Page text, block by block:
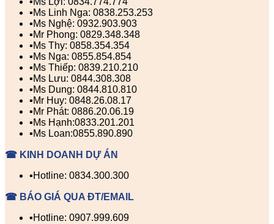
▪️Ms Linh Nga: 0838.253.253
▪️Ms Nghệ: 0932.903.903
▪️Mr Phong: 0829.348.348
▪️Ms Thy: 0858.354.354
▪️Ms Nga: 0855.854.854
▪️Ms Thiếp: 0839.210.210
▪️Ms Lưu: 0844.308.308
▪️Ms Dung: 0844.810.810
▪️Mr Huy: 0848.26.08.17
▪️Mr Phát: 0886.20.06.19
▪️Ms Hạnh:0833.201.201
▪️Ms Loan:0855.890.890
☎ KINH DOANH DỰ ÁN
▪️Hotline: 0834.300.300
☎ BÁO GIÁ QUA ĐT/EMAIL
▪️Hotline: 0907.999.609